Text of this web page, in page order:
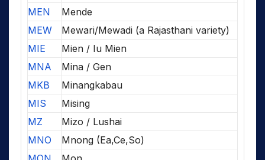
MEN
Mende
MEW
Mewari/Mewadi (a Rajasthani variety)
MIE
Mien / Iu Mien
MNA
Mina / Gen
MKB
Minangkabau
MIS
Mising
MZ
Mizo / Lushai
MNO
Mnong (Ea,Ce,So)